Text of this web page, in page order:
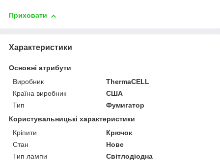
Приховати
Характеристики
Основні атрибути
Виробник
ThermaCELL
Країна виробник
США
Тип
Фумигатор
Користувальницькі характеристики
Кріпити
Крючок
Стан
Нове
Тип лампи
Світлодіодна